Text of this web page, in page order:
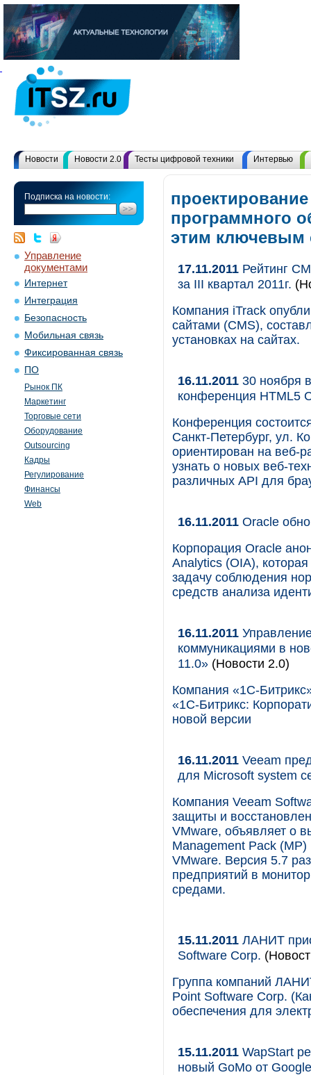
Новости Новости 2.0 Тесты цифровой техники Интервью
Подписка на новости:
Управление
документами
Интернет
Интеграция
Безопасность
Мобильная связь
Фиксированная связь
ПО
Рынок ПК
Маркетинг
Торговые сети
Оборудование
Outsourcing
Кадры
Регулирование
Финансы
Web
проектирование
программного
этим ключевым
17.11.2011 Рейтинг
за III квартал 2011г.
Компания iTrack
сайтами (CMS),
установках на сайтах.
16.11.2011 30 ноября
конференция HTML5
Конференция
Санкт-Петербург, ул.
ориентирован на веб-
узнать о новых веб-
различных API для
16.11.2011 Oracle
Корпорация Oracle
Analytics (OIA),
задачу соблюдения
средств анализа
16.11.2011
коммуникациями в
11.0» (Новости 2.0)
Компания «1С-
«1С-Битрикс:
новой версии
16.11.2011 Veeam
для Microsoft system
Компания Veeam
защиты и
VMware, объявляет о
Management Pack
VMware. Версия 5.7
предприятий в
средами.
15.11.2011 ЛАНИТ
Software Corp.
Группа компаний
Point Software Corp.
обеспечения для
15.11.2011 WapStart
новый GoMo от